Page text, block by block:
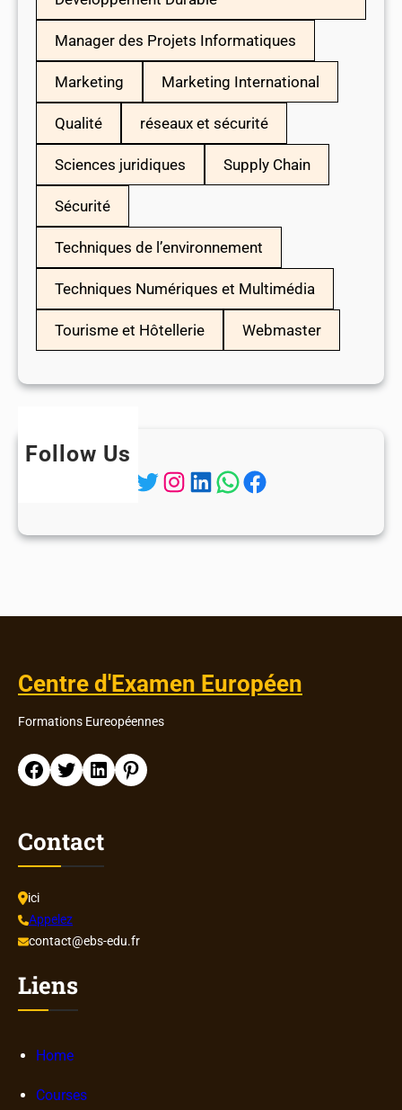
Manager des Projets Informatiques
Marketing Marketing International
Qualité réseaux et sécurité
Sciences juridiques Supply Chain
Sécurité
Techniques de l’environnement
Techniques Numériques et Multimédia
Tourisme et Hôtellerie Webmaster
Follow Us
Twitter Instagram LinkedIn WhatsApp Facebook
Centre d'Examen Européen
Formations Eureopéennes
Facebook Twitter LinkedIn Pinterest
Contact
ici
Appelez
contact@ebs-edu.fr
Liens
Home
Courses